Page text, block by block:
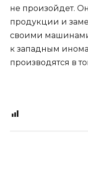
не произойдет.
продукции и
своими машинами.
к западным
производятся в